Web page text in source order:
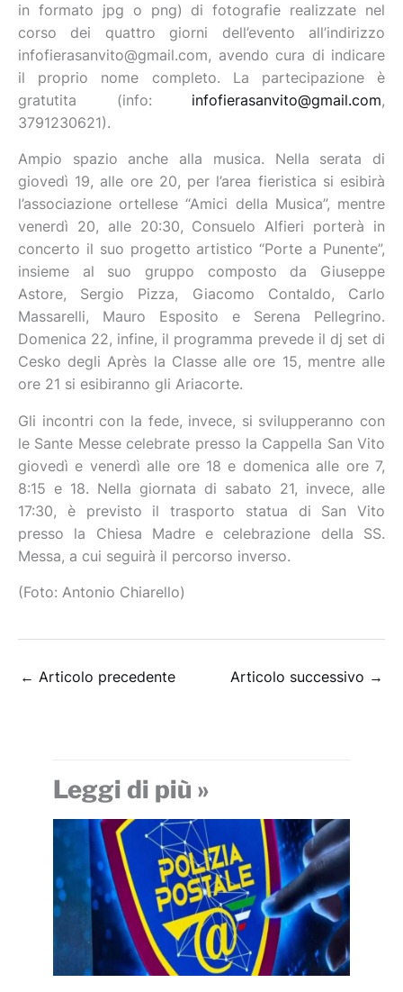
in formato jpg o png) di fotografie realizzate nel
corso dei quattro giorni dell’evento all’indirizzo
infofierasanvito@gmail.com, avendo cura di indicare
il proprio nome completo. La partecipazione è
gratutita (info: infofierasanvito@gmail.com,
3791230621).
Ampio spazio anche alla musica. Nella serata di
giovedì 19, alle ore 20, per l’area fieristica si esibirà
l’associazione ortellese “Amici della Musica”, mentre
venerdì 20, alle 20:30, Consuelo Alfieri porterà in
concerto il suo progetto artistico “Porte a Punente”,
insieme al suo gruppo composto da Giuseppe
Astore, Sergio Pizza, Giacomo Contaldo, Carlo
Massarelli, Mauro Esposito e Serena Pellegrino.
Domenica 22, infine, il programma prevede il dj set di
Cesko degli Après la Classe alle ore 15, mentre alle
ore 21 si esibiranno gli Ariacorte.
Gli incontri con la fede, invece, si svilupperanno con
le Sante Messe celebrate presso la Cappella San Vito
giovedì e venerdì alle ore 18 e domenica alle ore 7,
8:15 e 18. Nella giornata di sabato 21, invece, alle
17:30, è previsto il trasporto statua di San Vito
presso la Chiesa Madre e celebrazione della SS.
Messa, a cui seguirà il percorso inverso.
(Foto: Antonio Chiarello)
← Articolo precedente Articolo successivo →
Leggi di più »